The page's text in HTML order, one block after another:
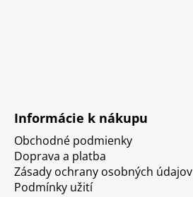
Informácie k nákupu
Obchodné podmienky
Doprava a platba
Zásady ochrany osobných údajov
Podmínky užití